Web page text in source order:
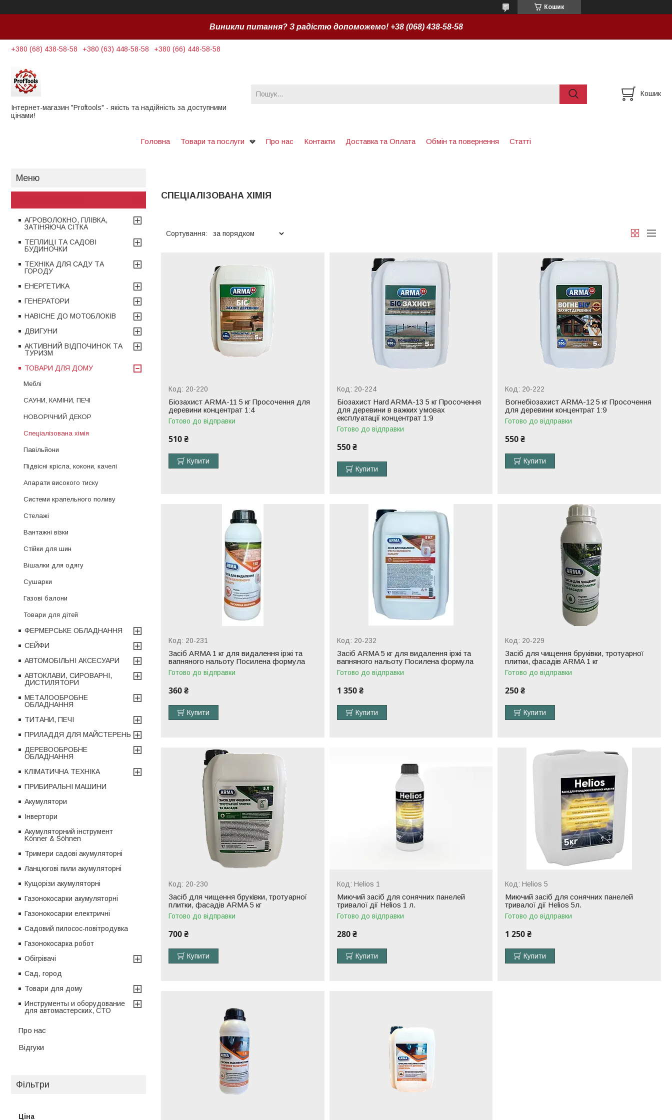
Кошик
Виникли питання? З радістю допоможемо! +38 (068) 438-58-58
+380 (68) 438-58-58 +380 (63) 448-58-58 +380 (66) 448-58-58
Інтернет-магазин "Proftools" - якість та надійність за доступними
цінами!
Кошик
Головна Товари та послуги Про нас Контакти Доставка та Оплата Обмін та повернення Статті
СПЕЦІАЛІЗОВАНА ХІМІЯ
20-220
Біозахист ARMA-11 5 кг Просочення для
деревини концентрат 1:4
Готово до відправки
510 ₴
Купити
20-224
Біозахист Hard ARMA-13 5 кг Просочення
для деревини в важких умовах
експлуатації концентрат 1:9
Готово до відправки
550 ₴
Купити
20-222
Вогнебіозахист ARMA-12 5 кг Просочення
для деревини концентрат 1:9
Готово до відправки
550 ₴
Купити
20-231
Засіб ARMA 1 кг для видалення іржі та
вапняного нальоту Посилена формула
Готово до відправки
360 ₴
Купити
20-232
Засіб ARMA 5 кг для видалення іржі та
вапняного нальоту Посилена формула
Готово до відправки
1 350 ₴
Купити
20-229
Засіб для чищення бруківки, тротуарної
плитки, фасадів ARMA 1 кг
Готово до відправки
250 ₴
Купити
20-230
Засіб для чищення бруківки, тротуарної
плитки, фасадів ARMA 5 кг
Готово до відправки
700 ₴
Купити
Helios 1
Миючий засіб для сонячних панелей
тривалої дії Helios 1 л.
Готово до відправки
280 ₴
Купити
Helios 5
Миючий засіб для сонячних панелей
тривалої дії Helios 5л.
Готово до відправки
1 250 ₴
Купити
АГРОВОЛОКНО, ПЛІВКА,
ЗАТІНЯЮЧА СІТКА
ТЕПЛИЦІ ТА САДОВІ
БУДИНОЧКИ
ТЕХНІКА ДЛЯ САДУ ТА
ГОРОДУ
ЕНЕРГЕТИКА
ГЕНЕРАТОРИ
НАВІСНЕ ДО МОТОБЛОКІВ
ДВИГУНИ
АКТИВНИЙ ВІДПОЧИНОК ТА
ТУРИЗМ
ТОВАРИ ДЛЯ ДОМУ
Меблі
САУНИ, КАМІНИ, ПЕЧІ
НОВОРІЧНИЙ ДЕКОР
Спеціалізована хімія
Павільйони
Підвісні крісла, кокони, качелі
Апарати високого тиску
Системи крапельного поливу
Стелажі
Вантажні візки
Стійки для шин
Вішалки для одягу
Сушарки
Газові балони
Товари для дітей
ФЕРМЕРСЬКЕ ОБЛАДНАННЯ
СЕЙФИ
АВТОМОБІЛЬНІ АКСЕСУАРИ
АВТОКЛАВИ, СИРОВАРНІ,
ДИСТИЛЯТОРИ
МЕТАЛООБРОБНЕ
ОБЛАДНАННЯ
ТИТАНИ, ПЕЧІ
ПРИЛАДДЯ ДЛЯ МАЙСТЕРЕНЬ
ДЕРЕВООБРОБНЕ
ОБЛАДНАННЯ
КЛІМАТИЧНА ТЕХНІКА
ПРИБИРАЛЬНІ МАШИНИ
Акумулятори
Інвертори
Акумуляторний інструмент
Könner & Söhnen
Тримери садові акумуляторні
Ланцюгові пили акумуляторні
Кущорізи акумуляторні
Газонокосарки акумуляторні
Газонокосарки електричні
Садовий пилосос-повітродувка
Газонокосарка робот
Обігрівачі
Сад, город
Товари для дому
Инструменты и оборудование
для автомастерских, СТО
Про нас
Відгуки
Фільтри
Ціна